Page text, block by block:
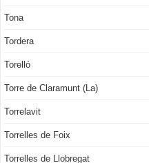
Tona
Tordera
Torelló
Torre de Claramunt (La)
Torrelavit
Torrelles de Foix
Torrelles de Llobregat